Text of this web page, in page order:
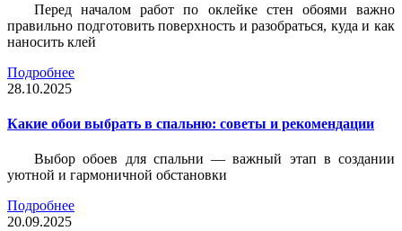
Перед началом работ по оклейке стен обоями важно
правильно подготовить поверхность и разобраться, куда и как
наносить клей
Подробнее
28.10.2025
Какие обои выбрать в спальню: советы и рекомендации
Выбор обоев для спальни — важный этап в создании
уютной и гармоничной обстановки
Подробнее
20.09.2025